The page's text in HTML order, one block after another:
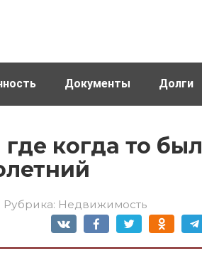
Документы Долги
когда то был
Рубрика: Недвижимость